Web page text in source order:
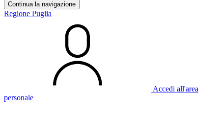
Continua la navigazione
Regione Puglia
Accedi all'area
personale